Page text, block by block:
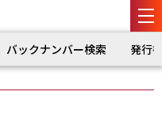
バックナンバー検索 発行